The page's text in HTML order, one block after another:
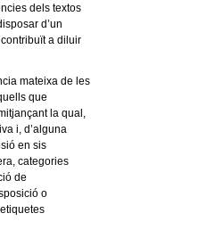
dels textos
d’un
a diluir
mateixa de les
que
la qual,
i, d’alguna
en sis
categories
de
o